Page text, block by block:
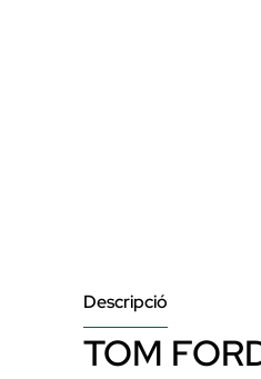
Descripció
TOM